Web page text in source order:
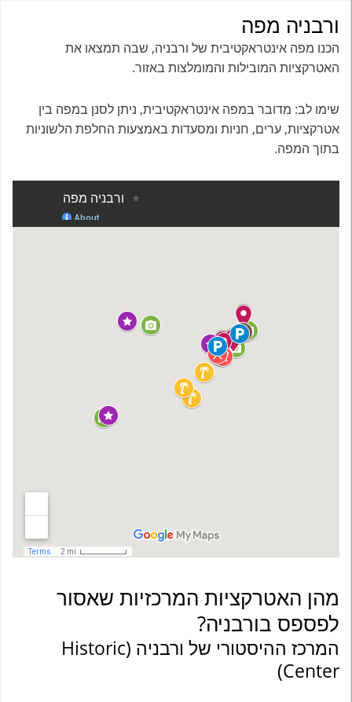
ורבניה מפה
הכנו מפה אינטראקטיבית של ורבניה, שבה תמצאו את
האטרקציות המובילות והמומלצות באזור.
שימו לב: מדובר במפה אינטראקטיבית, ניתן לסנן במפה בין
אטרקציות, ערים, חניות ומסעדות באמצעות החלפת הלשוניות
בתוך המפה.
מהן האטרקציות המרכזיות שאסור
לפספס בורבניה?
המרכז ההיסטורי של ורבניה (Historic
Center)